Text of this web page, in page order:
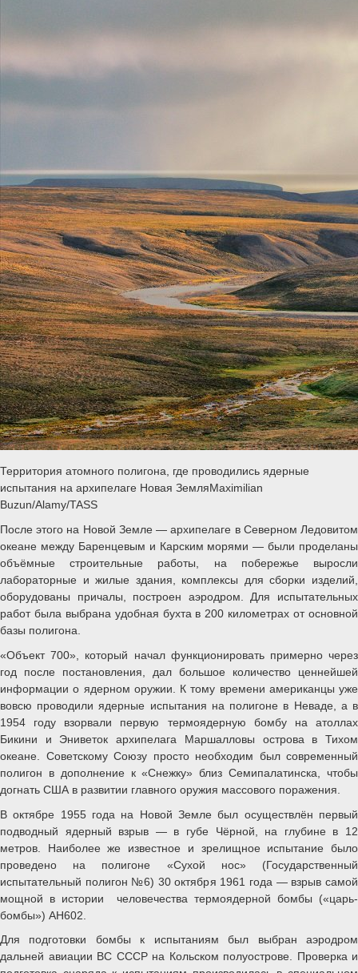
Территория атомного полигона, где проводились ядерные
испытания на архипелаге Новая ЗемляMaximilian
Buzun/Alamy/TASS
После этого на Новой Земле — архипелаге в Северном Ледовитом
океане между Баренцевым и Карским морями — были проделаны
объёмные строительные работы, на побережье выросли
лабораторные и жилые здания, комплексы для сборки изделий,
оборудованы причалы, построен аэродром. Для испытательных
работ была выбрана удобная бухта в 200 километрах от основной
базы полигона.
«Объект 700», который начал функционировать примерно через
год после постановления, дал большое количество ценнейшей
информации о ядерном оружии. К тому времени американцы уже
вовсю проводили ядерные испытания на полигоне в Неваде, а в
1954 году взорвали первую термоядерную бомбу на атоллах
Бикини и Эниветок архипелага Маршалловы острова в Тихом
океане. Советскому Союзу просто необходим был современный
полигон в дополнение к «Снежку» близ Семипалатинска, чтобы
догнать США в развитии главного оружия массового поражения.
В октябре 1955 года на Новой Земле был осуществлён первый
подводный ядерный взрыв — в губе Чёрной, на глубине в 12
метров. Наиболее же известное и зрелищное испытание было
проведено на полигоне «Сухой нос» (Государственный
испытательный полигон №6) 30 октября 1961 года — взрыв самой
мощной в истории человечества термоядерной бомбы («царь-
бомбы») АН602.
Для подготовки бомбы к испытаниям был выбран аэродром
дальней авиации ВС СССР на Кольском полуострове. Проверка и